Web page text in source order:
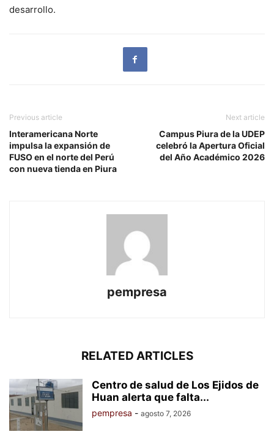
desarrollo.
Previous article
Interamericana Norte
impulsa la expansión de
FUSO en el norte del Perú
con nueva tienda en Piura
Next article
Campus Piura de la UDEP
celebró la Apertura Oficial
del Año Académico 2026
pempresa
RELATED ARTICLES
Centro de salud de Los Ejidos de
Huan alerta que falta...
pempresa - agosto 7, 2026